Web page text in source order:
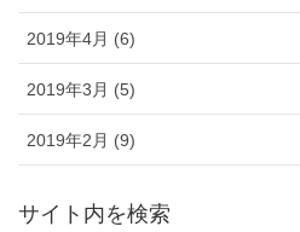
2019年4月 (6)
2019年3月 (5)
2019年2月 (9)
サイト内を検索